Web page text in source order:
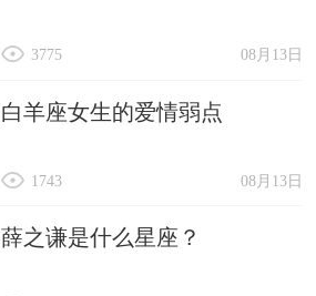
08月13日
3775
白羊座女生的爱情弱点
08月13日
1743
薛之谦是什么星座？